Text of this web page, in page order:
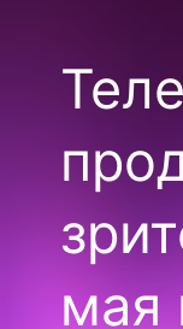
мая